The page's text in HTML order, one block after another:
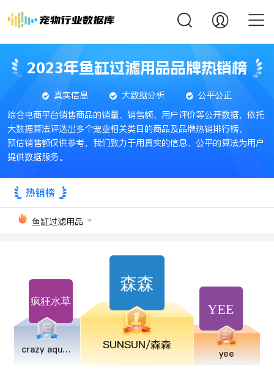
2023年鱼缸过滤用品品牌热销榜
真实信息 大数据分析
公平公正
综合电商平台销售商品的销量、销售额、用户评价等公开数据，依托
大数据算法评选出多个宠业相关类目的商品及品牌热销排行榜。
预估销售额仅供参考，我们致力于用真实的信息、公平的算法为用户
提供数据服务。
热销榜
鱼缸过滤用品
crazy aquatic plants/疯狂水草 SUNSUN/森森
yee